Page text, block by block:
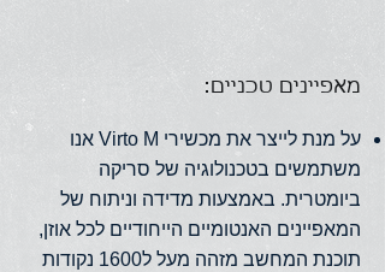
מאפיינים טכניים:
על מנת לייצר את מכשירי Virto M אנו
משתמשים בטכנולוגיה של סריקה
ביומטרית. באמצעות מדידה וניתוח של
המאפיינים האנטומיים הייחודיים לכל אוזן,
תוכנת המחשב מזהה מעל ל1600 נקודות